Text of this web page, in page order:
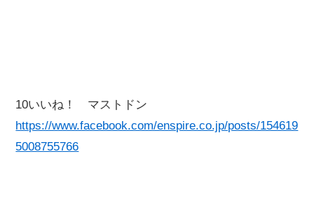
10いいね！ マストドン
https://www.facebook.com/enspire.co.jp/posts/154619
5008755766